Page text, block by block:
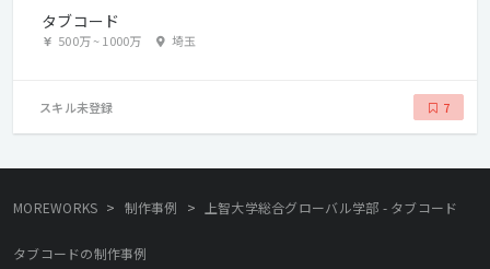
タブコード
500万~1000万 埼玉
スキル未登録 7
MOREWORKS > 制作事例 > 上智大学総合グローバル学部 - タブコード
タブコードの制作事例